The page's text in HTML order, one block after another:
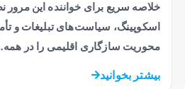
خلاصه سریع برای خواننده این مرور
اسکوپینگ، سیاست‌های تبلیغات و
محوریت سازگاری اقلیمی را در
بیشتر بخوانید